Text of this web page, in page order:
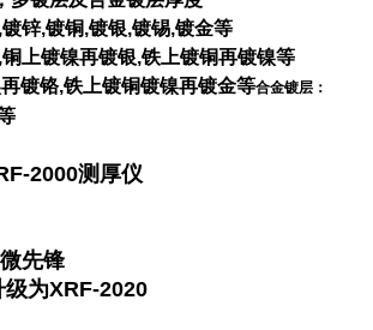
锌,镀铜,镀银,镀锡,镀金等
上镀镍再镀银,铁上镀铜再镀镍等
镀铬,铁上镀铜镀镍再镀金等​合金镀层：
2000测厚仪
先锋
为XRF-2020